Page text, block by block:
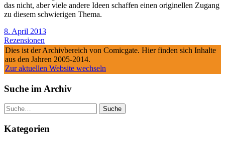
das nicht, aber viele andere Ideen schaffen einen originellen Zugang
zu diesem schwierigen Thema.
8. April 2013
Rezensionen
Dies ist der Archivbereich von Comicgate. Hier finden sich Inhalte
aus den Jahren 2005-2014.
Zur aktuellen Website wechseln
Suche im Archiv
Suche
Kategorien